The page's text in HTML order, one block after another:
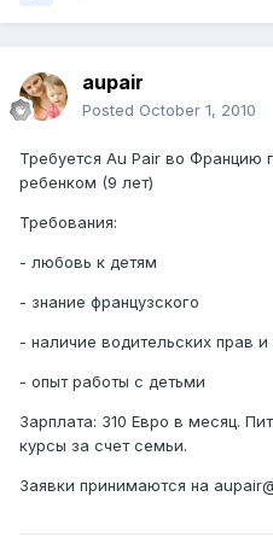
aupair
Posted October 1, 2010
Требуется Au Pair во Францию
ребенком (9 лет)
Требования:
- любовь к детям
- знание французского
- наличие водительских прав
- опыт работы с детьми
Зарплата: 310 Евро в месяц.
курсы за счет семьи.
Заявки принимаются на